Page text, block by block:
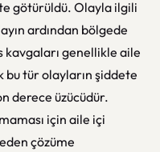
götürüldü. Olayla ilgili
ardından bölgede
kavgaları genellikle aile
bu tür olayların şiddete
derece üzücüdür.
için aile içi
çözüme